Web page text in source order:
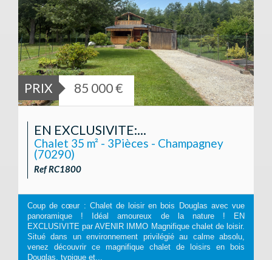
PRIX 85 000 €
EN EXCLUSIVITE:...
Chalet 35 m² - 3Pièces - Champagney
(70290)
Ref RC1800
Coup de cœur : Chalet de loisir en bois Douglas avec vue
panoramique ! Idéal amoureux de la nature ! EN
EXCLUSIVITE par AVENIR IMMO Magnifique chalet de loisir.
Situé dans un environnement privilégié au calme absolu,
venez découvrir ce magnifique chalet de loisirs en bois
Douglas, typique et...